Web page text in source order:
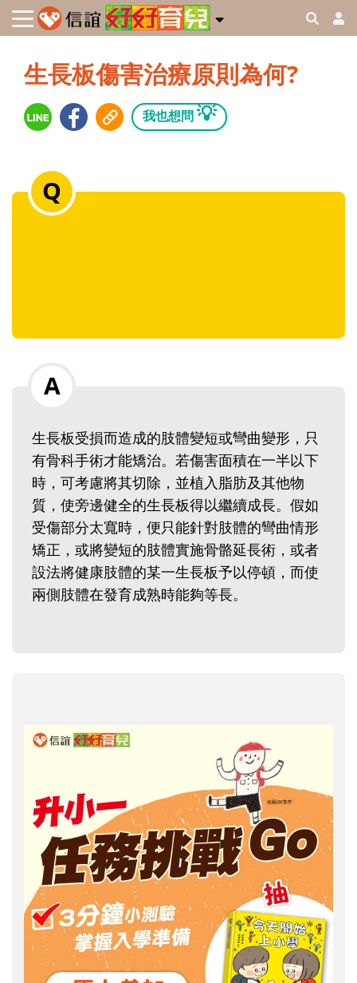
生長板傷害治療原則為何?
我也想問 💡
生長板受損而造成的肢體變短或彎曲變形，只
有骨科手術才能矯治。若傷害面積在一半以下
時，可考慮將其切除，並植入脂肪及其他物
質，使旁邊健全的生長板得以繼續成長。假如
受傷部分太寬時，便只能針對肢體的彎曲情形
矯正，或將變短的肢體實施骨骼延長術，或者
設法將健康肢體的某一生長板予以停頓，而使
兩側肢體在發育成熟時能夠等長。